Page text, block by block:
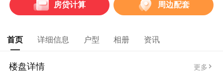
房贷计算 周边配套
首页 详细信息 户型 相册 资讯
楼盘详情 更多